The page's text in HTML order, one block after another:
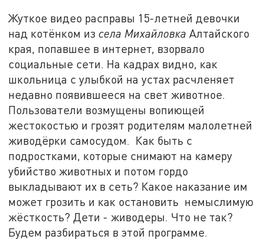
Жуткое видео расправы 15-летней девочки
над котёнком из села МихайловкаАлтайского
края, попавшее в интернет, взорвало
социальные сети. На кадрах видно, как
школьница с улыбкой на устах расчленяет
недавно появившееся на свет животное.
Пользователи возмущены вопиющей
жестокостью и грозят родителям малолетней
живодёрки самосудом. Как быть с
подростками, которые снимают на камеру
убийство животных и потом гордо
выкладывают их в сеть? Какое наказание им
может грозить и как остановить немыслимую
жёсткость? Дети - живодеры. Что не так?
Будем разбираться в этой программе.